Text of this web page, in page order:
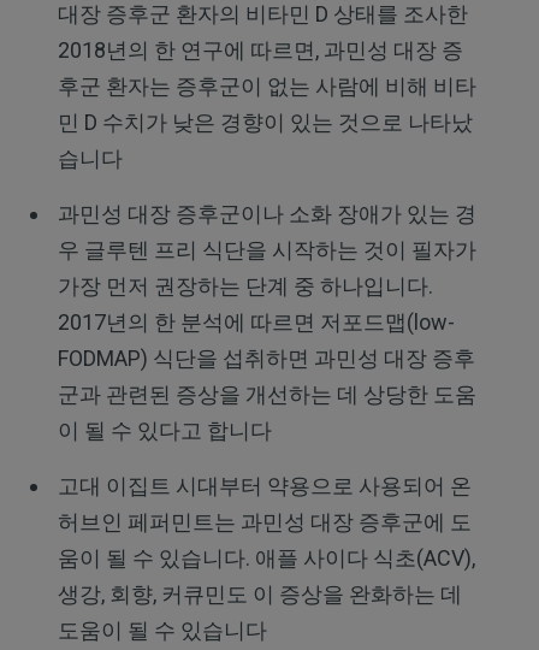
대장 증후군 환자의 비타민 D 상태를 조사한
2018년의 한 연구에 따르면, 과민성 대장 증
후군 환자는 증후군이 없는 사람에 비해 비타
민 D 수치가 낮은 경향이 있는 것으로 나타났
습니다
과민성 대장 증후군이나 소화 장애가 있는 경
우 글루텐 프리 식단을 시작하는 것이 필자가
가장 먼저 권장하는 단계 중 하나입니다.
2017년의 한 분석에 따르면 저포드맵(low-
FODMAP) 식단을 섭취하면 과민성 대장 증후
군과 관련된 증상을 개선하는 데 상당한 도움
이 될 수 있다고 합니다
고대 이집트 시대부터 약용으로 사용되어 온
허브인 페퍼민트는 과민성 대장 증후군에 도
움이 될 수 있습니다. 애플 사이다 식초(ACV),
생강, 회향, 커큐민도 이 증상을 완화하는 데
도움이 될 수 있습니다